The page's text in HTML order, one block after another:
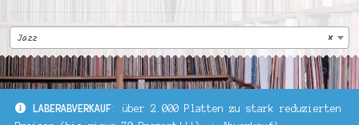
LABERABVERKAUF : über 2.000 Platten zu stark reduzierten
×
Jazz